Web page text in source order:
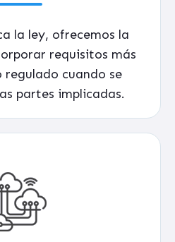
la ley, ofrecemos la
requisitos más
regulado cuando se
partes implicadas.